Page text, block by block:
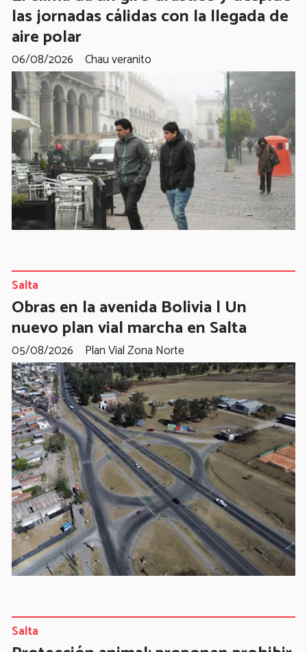
las jornadas cálidas con la llegada de
aire polar
Chau veranito
06/08/2026
Obras en la avenida Bolivia | Un
nuevo plan vial marcha en Salta
Plan Vial Zona Norte
Salta
05/08/2026
Salta